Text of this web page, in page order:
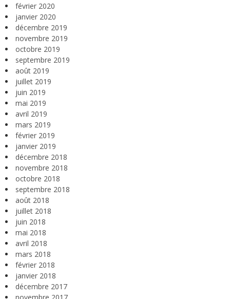
février 2020
janvier 2020
décembre 2019
novembre 2019
octobre 2019
septembre 2019
août 2019
juillet 2019
juin 2019
mai 2019
avril 2019
mars 2019
février 2019
janvier 2019
décembre 2018
novembre 2018
octobre 2018
septembre 2018
août 2018
juillet 2018
juin 2018
mai 2018
avril 2018
mars 2018
février 2018
janvier 2018
décembre 2017